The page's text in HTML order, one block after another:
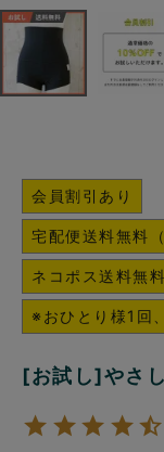
会員割引あり
宅配便送料無料
ネコポス送料無
※おひとり様1回
[お試し]やさ